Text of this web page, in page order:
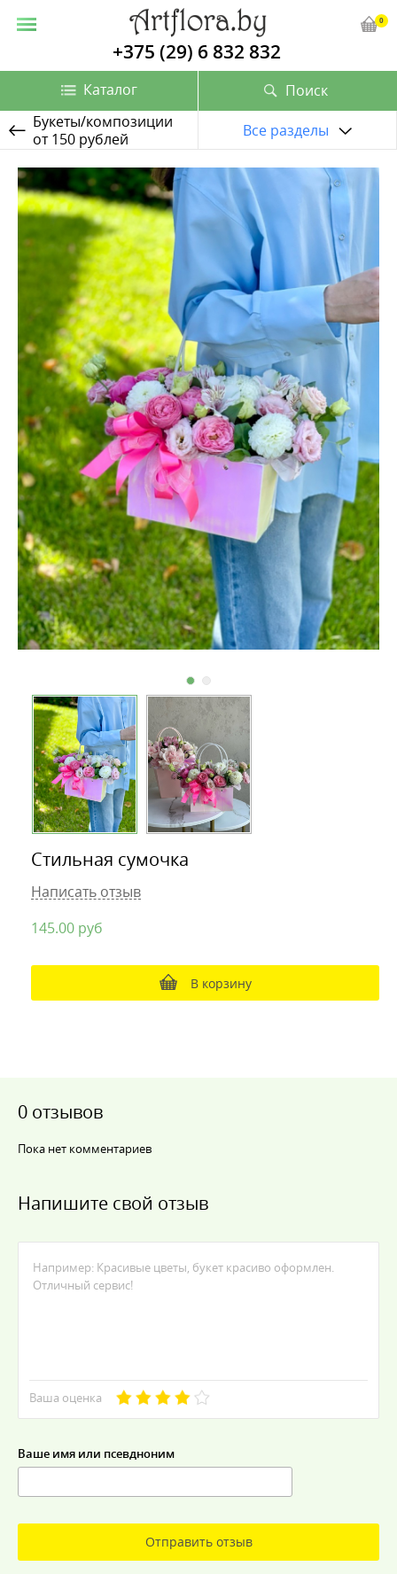
+375 (29) 6 832 832
Поиск
0
Каталог
Букеты/композиции
от 150 рублей
Все разделы
Стильная сумочка
Написать отзыв
145.00 руб
В корзину
0 отзывов
Пока нет комментариев
Напишите свой отзыв
Ваша оценка
Ваше имя или псевдноним
Отправить отзыв